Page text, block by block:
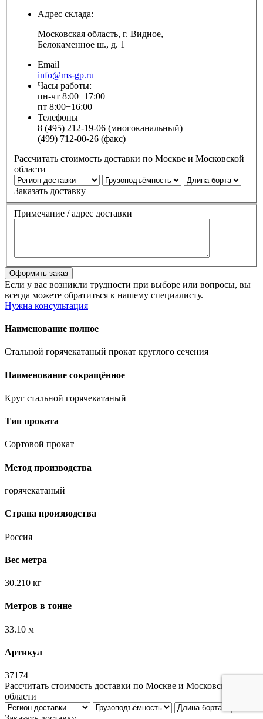
Адрес склада:
Московская область, г. Видное,
Белокаменное ш., д. 1
Email
info@ms-gp.ru
Часы работы:
пн-чт 8:00−17:00
пт 8:00−16:00
Телефоны
8 (495) 212-19-06 (многоканальный)
(499) 712-00-26 (факс)
Рассчитать стоимость доставки по Москве и Московской
области
Заказать доставку
Примечание / адрес доставки
Если у вас возникли трудности при выборе или вопросы, вы
всегда можете обратиться к нашему специалисту.
Нужна консультация
Наименование полное
Стальной горячекатаный прокат круглого сечения
Наименование сокращённое
Круг стальной горячекатаный
Тип проката
Сортовой прокат
Метод производства
горячекатаный
Страна производства
Россия
Вес метра
30.210 кг
Метров в тонне
33.10 м
Артикул
37174
Рассчитать стоимость доставки по Москве и Московской
области